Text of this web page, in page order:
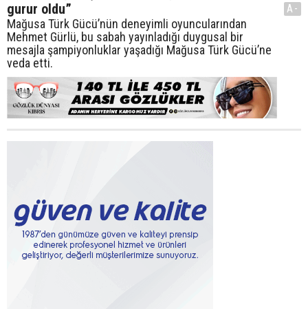
gurur oldu”
Mağusa Türk Gücü’nün deneyimli oyuncularından
Mehmet Gürlü, bu sabah yayınladığı duygusal bir
mesajla şampiyonluklar yaşadığı Mağusa Türk Gücü’ne
veda etti.
A-